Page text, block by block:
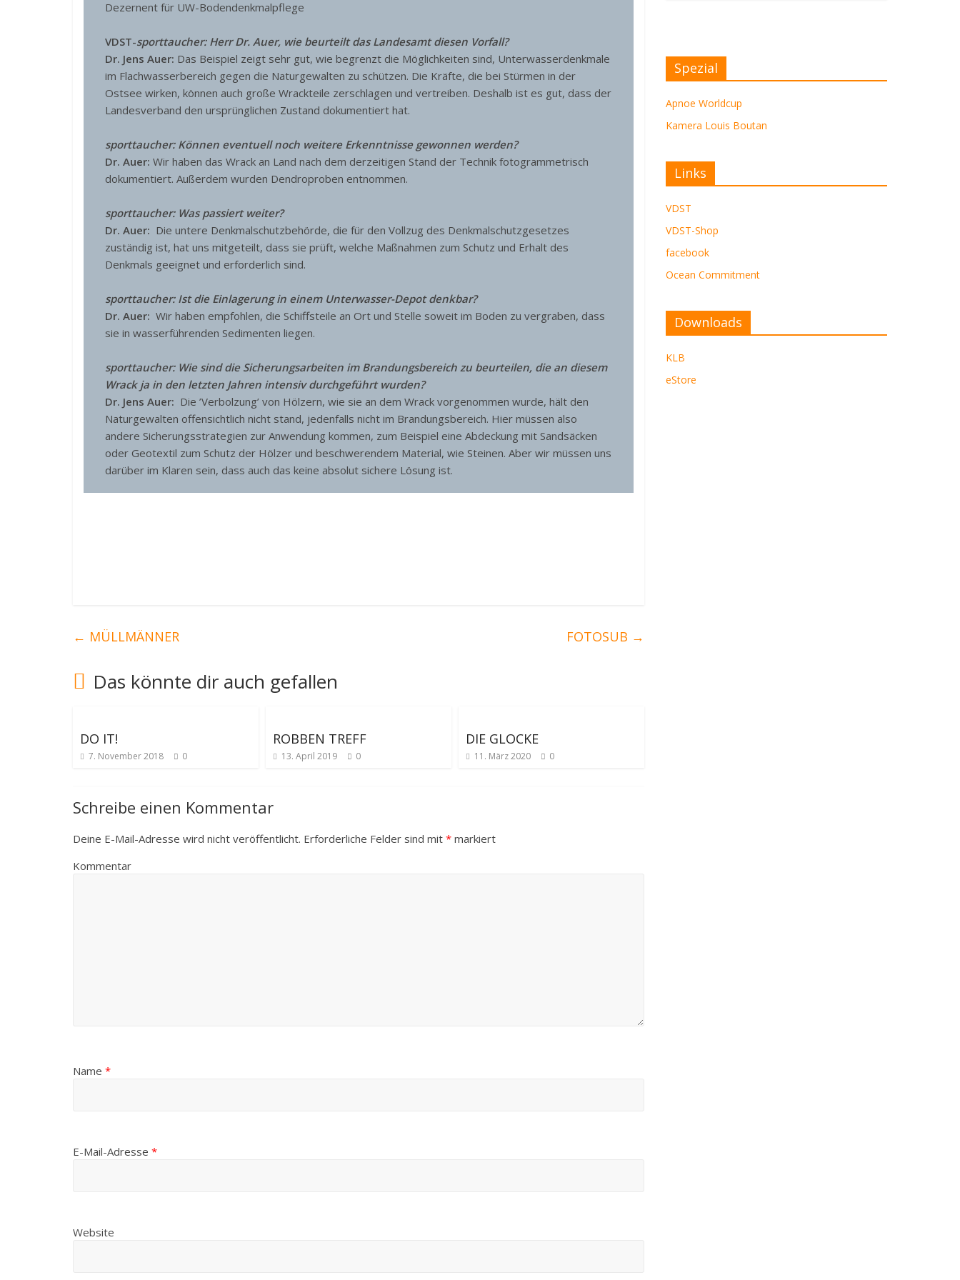
Dezernent für UW-Bodendenkmalpflege
VDST-sporttaucher: Herr Dr. Auer, wie beurteilt das Landesamt diesen Vorfall?
Dr. Jens Auer: Das Beispiel zeigt sehr gut, wie begrenzt die Möglichkeiten sind, Unterwasserdenkmale
im Flachwasserbereich gegen die Naturgewalten zu schützen. Die Kräfte, die bei Stürmen in der
Ostsee wirken, können auch große Wrackteile zerschlagen und vertreiben. Deshalb ist es gut, dass der
Landesverband den ursprünglichen Zustand dokumentiert hat.
sporttaucher: Können eventuell noch weitere Erkenntnisse gewonnen werden?
Dr. Auer: Wir haben das Wrack an Land nach dem derzeitigen Stand der Technik fotogrammetrisch
dokumentiert. Außerdem wurden Dendroproben entnommen.
sporttaucher: Was passiert weiter?
Dr. Auer: Die untere Denkmalschutzbehörde, die für den Vollzug des Denkmalschutzgesetzes
zuständig ist, hat uns mitgeteilt, dass sie prüft, welche Maßnahmen zum Schutz und Erhalt des
Denkmals geeignet und erforderlich sind.
sporttaucher: Ist die Einlagerung in einem Unterwasser-Depot denkbar?
Dr. Auer: Wir haben empfohlen, die Schiffsteile an Ort und Stelle soweit im Boden zu vergraben, dass
sie in wasserführenden Sedimenten liegen.
sporttaucher: Wie sind die Sicherungsarbeiten im Brandungsbereich zu beurteilen, die an diesem
Wrack ja in den letzten Jahren intensiv durchgeführt wurden?
Dr. Jens Auer: Die ’Verbolzung’ von Hölzern, wie sie an dem Wrack vorgenommen wurde, hält den
Naturgewalten offensichtlich nicht stand, jedenfalls nicht im Brandungsbereich. Hier müssen also
andere Sicherungsstrategien zur Anwendung kommen, zum Beispiel eine Abdeckung mit Sandsäcken
oder Geotextil zum Schutz der Hölzer und beschwerendem Material, wie Steinen. Aber wir müssen uns
darüber im Klaren sein, dass auch das keine absolut sichere Lösung ist.
← MÜLLMÄNNER FOTOSUB →
Das könnte dir auch gefallen
DO IT!
7. November 2018 0
ROBBEN TREFF
13. April 2019 0
DIE GLOCKE
11. März 2020 0
Schreibe einen Kommentar
Deine E-Mail-Adresse wird nicht veröffentlicht. Erforderliche Felder sind mit * markiert
Kommentar
Name *
E-Mail-Adresse *
Website
Spezial
Apnoe Worldcup
Kamera Louis Boutan
Links
VDST
VDST-Shop
facebook
Ocean Commitment
Downloads
KLB
eStore